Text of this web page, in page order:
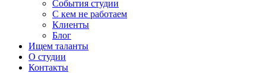
События студии
С кем не работаем
Клиенты
Блог
Ищем таланты
О студии
Контакты